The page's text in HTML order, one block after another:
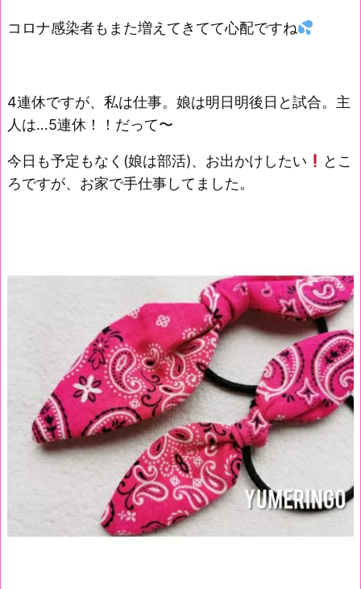
コロナ感染者もまた増えてきてて心配ですね
4連休ですが、私は仕事。娘は明日明後日と試合。主
人は…5連休！！だって〜
今日も予定もなく(娘は部活)、お出かけしたい
とこ
ろですが、お家で手仕事してました。